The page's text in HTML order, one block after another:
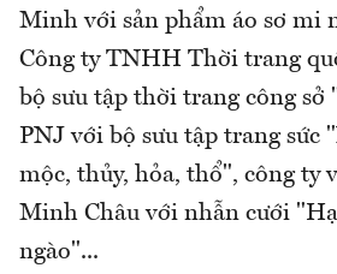
Minh với sản phẩm áo sơ mi
Công ty TNHH Thời trang
bộ sưu tập thời trang công sở
PNJ với bộ sưu tập trang sức
mộc, thủy, hỏa, thổ", công ty
Minh Châu với nhẫn cưới
ngào"...